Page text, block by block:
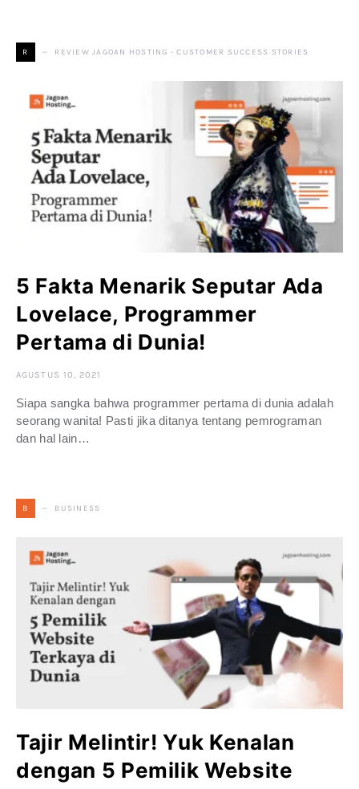
R REVIEW JAGOAN HOSTING - CUSTOMER SUCCESS STORIES
5 Fakta Menarik Seputar Ada
Lovelace, Programmer
Pertama di Dunia!
AGUSTUS 10, 2021
Siapa sangka bahwa programmer pertama di dunia adalah
seorang wanita! Pasti jika ditanya tentang pemrograman
dan hal lain…
B BUSINESS
Tajir Melintir! Yuk Kenalan
dengan 5 Pemilik Website